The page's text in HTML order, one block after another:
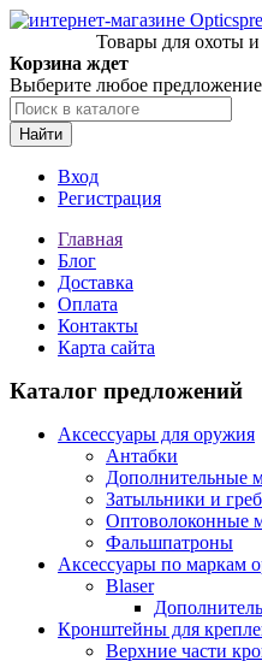
Товары для охоты
Корзина ждет
Выберите любое предложение
Найти
Вход
Регистрация
Главная
Блог
Доставка
Оплата
Контакты
Карта сайта
Каталог предложений
Аксессуары для оружия
Антабки
Дополнительные
Затыльники и
Оптоволоконные
Фальшпатроны
Аксессуары по маркам
Blaser
Кронштейны для
Верхние части